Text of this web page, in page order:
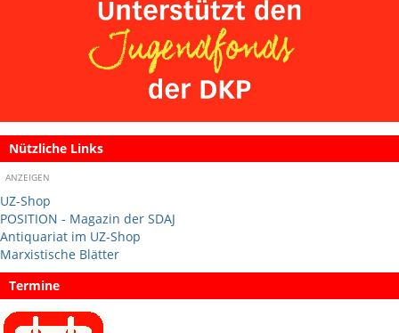
Nützliche Links
ANZEIGEN
UZ-Shop
POSITION - Magazin der SDAJ
Antiquariat im UZ-Shop
Marxistische Blätter
Termine